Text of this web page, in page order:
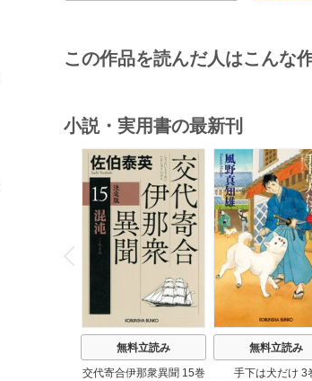
この作品を読んだ人はこんな
小説・実用書の最新刊
P
r
e
i
o
u
s
無料立読み
交代寄合伊那衆異聞 15巻
無料立読み
手下は犬だけ 3